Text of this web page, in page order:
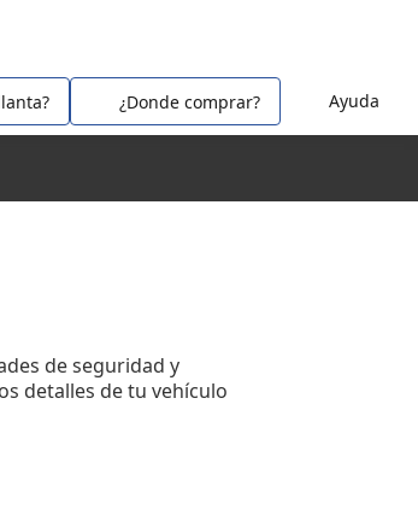
Ayuda
¿Donde comprar?
de seguridad y
detalles de tu vehículo